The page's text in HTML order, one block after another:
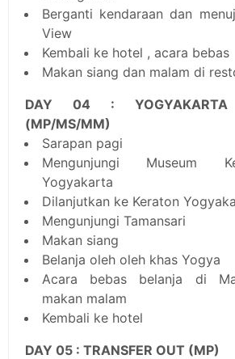
Berganti kendaraan dan
View
Kembali ke hotel , acara bebas
Makan siang dan malam di
DAY 04 :
(MP/MS/MM)
Sarapan pagi
Mengunjungi Museum
Yogyakarta
Dilanjutkan ke Keraton
Mengunjungi Tamansari
Makan siang
Belanja oleh oleh khas Yogya
Acara bebas belanja di
makan malam
Kembali ke hotel
DAY 05 : TRANSFER OUT (MP)